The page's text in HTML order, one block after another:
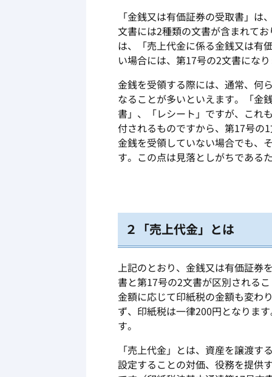
「金銭又は有価証券の受取書」
文書には2種類の文書が含まれて
は、「売上代金に係る金銭又は有
い場合には、第17号の2文書にな
金銭を受領する際には、通常、何
なることが多いといえます。「金
書」、「レシート」ですが、これ
付されるものですから、第17号の
金銭を受領していない場合でも、
す。 この点は見落としがちである
２「売上代金」とは
上記のとおり、金銭又は有価証券
書と第17号の2文書が区別される
金額に応じて印紙税の金額も変わ
ず、印紙税は一律200円となりま
す。
「売上代金」とは、資産を譲渡
設定することの対価、役務を提供